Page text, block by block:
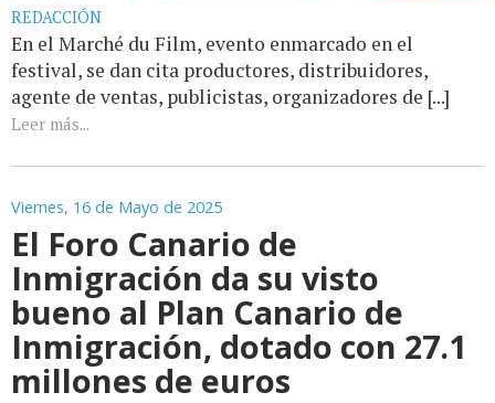
REDACCIÓN
En el Marché du Film, evento enmarcado en el
festival, se dan cita productores, distribuidores,
agente de ventas, publicistas, organizadores de [...]
Leer más...
Viernes, 16 de Mayo de 2025
El Foro Canario de
Inmigración da su visto
bueno al Plan Canario de
Inmigración, dotado con 27.1
millones de euros